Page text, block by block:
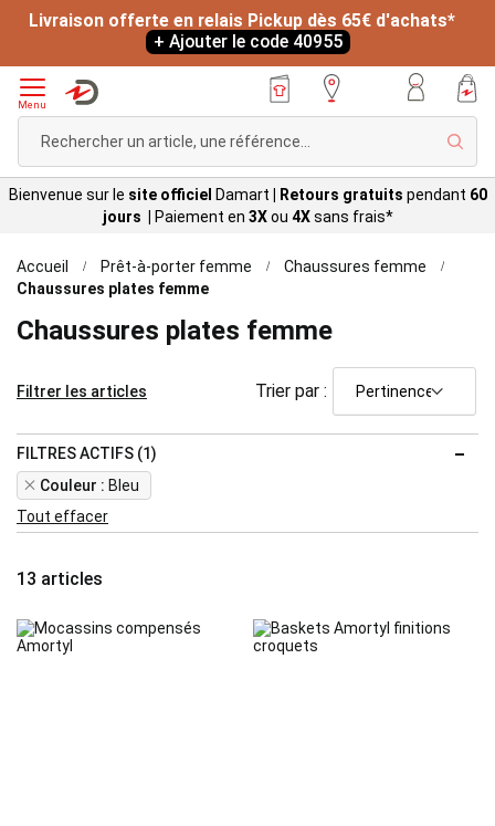
Livraison offerte en relais Pickup dès 65€ d'achats*
+ Ajouter le code 40955
Menu
Bienvenue sur le site officiel Damart Retours gratuits pendant 60
jours |
Paiement en 3Xou 4Xsans frais*
Accueil Prêt-à-porter femme
Chaussures femme
Chaussures plates femme
Chaussures plates femme
13 articles
Trier par :
Filtrer les articles
FILTRES ACTIFS (1)
Couleur
Bleu
Remove
This
Item
Tout effacer